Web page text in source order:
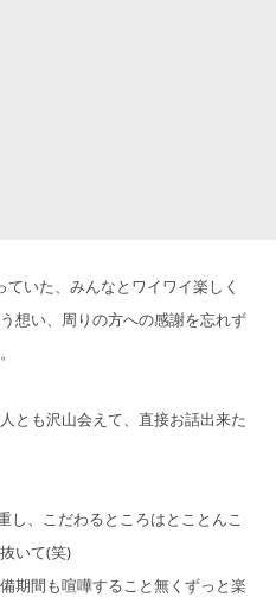
いた、みんなとワイワイ楽しく
想い、周りの方への感謝を忘れず
とも沢山会えて、直接お話出来た
、こだわるところはとことんこ
いて(笑)
期間も喧嘩すること無くずっと楽